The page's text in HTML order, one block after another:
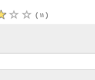
( ۱۱ )